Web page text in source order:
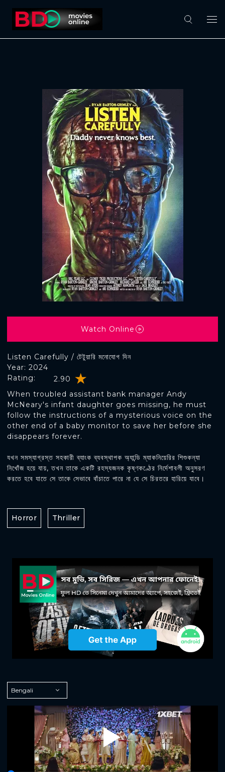
Listen Carefully / টেটুয়ারি মনোযোগ দিন
Rating: 2.90
Year: 2024
When troubled assistant bank manager Andy
McNeary's infant daughter goes missing, he must
follow the instructions of a mysterious voice on the
other end of a baby monitor to save her before she
disappears forever.
যখন সমস্যাগ্রস্ত সহকারী ব্যাংক ব্যবস্থাপক অ্যান্ডি ম্যাকনিয়েরির শিশুকন্যা
নিখোঁজ হয়ে যায়, তখন তাকে একটি রহস্যজনক কৃষ্ণকণ্ঠের নির্দেশাবলী অনুসরণ
করতে হবে যাতে সে তাকে সেভাবে বাঁচাতে পারে না যে সে চিরতরে হারিয়ে যাবে।
Watch Online
Horror Thriller
Play